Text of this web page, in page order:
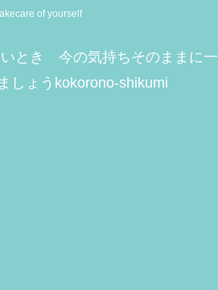
of yourself
とき 今の気持ちそのままに一
しょうkokorono-shikumi